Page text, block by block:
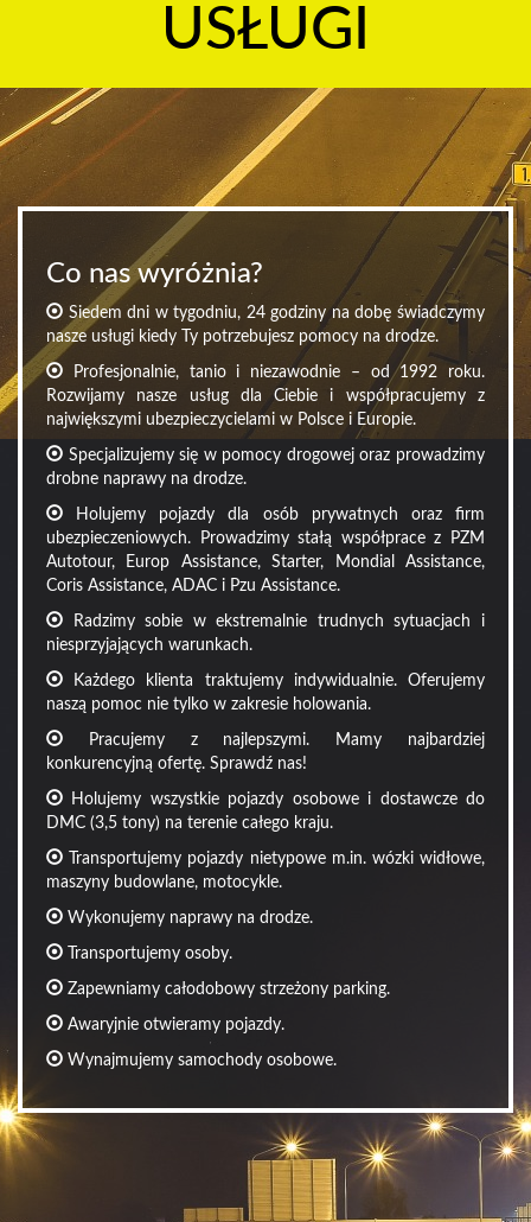
USŁUGI
Co nas wyróżnia?
Siedem dni w tygodniu, 24 godziny na dobę świadczymy
nasze usługi kiedy Ty potrzebujesz pomocy na drodze.
Profesjonalnie, tanio i niezawodnie – od 1992 roku.
Rozwijamy nasze usług dla Ciebie i współpracujemy z
największymi ubezpieczycielami w Polsce i Europie.
Specjalizujemy się w pomocy drogowej oraz prowadzimy
drobne naprawy na drodze.
Holujemy pojazdy dla osób prywatnych oraz firm
ubezpieczeniowych. Prowadzimy stałą współprace z PZM
Autotour, Europ Assistance, Starter, Mondial Assistance,
Coris Assistance, ADAC i Pzu Assistance.
Radzimy sobie w ekstremalnie trudnych sytuacjach i
niesprzyjających warunkach.
Każdego klienta traktujemy indywidualnie. Oferujemy
naszą pomoc nie tylko w zakresie holowania.
Pracujemy z najlepszymi. Mamy najbardziej
konkurencyjną ofertę. Sprawdź nas!
Holujemy wszystkie pojazdy osobowe i dostawcze do
DMC (3,5 tony) na terenie całego kraju.
Transportujemy pojazdy nietypowe m.in. wózki widłowe,
maszyny budowlane, motocykle.
Wykonujemy naprawy na drodze.
Transportujemy osoby.
Zapewniamy całodobowy strzeżony parking.
Awaryjnie otwieramy pojazdy.
Wynajmujemy samochody osobowe.